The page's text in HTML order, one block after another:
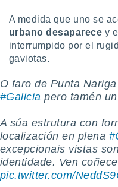
de
1199
A medida que uno se
urbano desaparece y
interrumpido por el
gaviotas.
O faro de Punta
#Galicia pero tamén
A súa estrutura con
localización en plena
excepcionais vistas
identidade. Ven
pic.twitter.com/